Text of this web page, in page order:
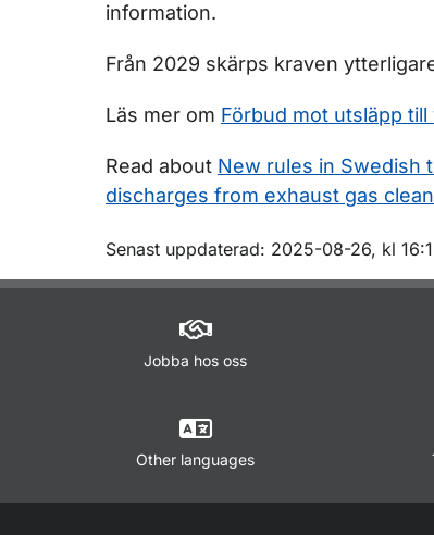
information.
Från 2029 skärps kraven
Läs mer om Förbud mot utsläpp
Read about New rules in Swedish
discharges from exhaust gas
Om sidan
Senast uppdaterad: 2025-08-26, kl
Jobba hos oss
Other languages